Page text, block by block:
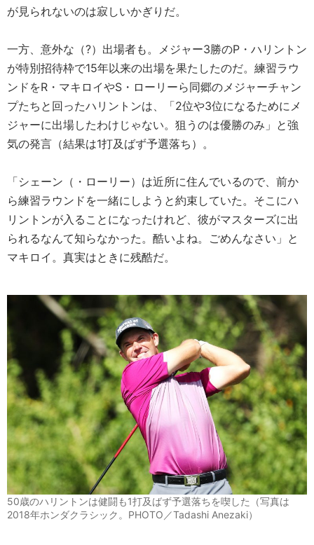
が見られないのは寂しいかぎりだ。
一方、意外な（?）出場者も。メジャー3勝のP・ハリントン
が特別招待枠で15年以来の出場を果たしたのだ。練習ラウ
ンドをR・マキロイやS・ローリーら同郷のメジャーチャン
プたちと回ったハリントンは、「2位や3位になるためにメ
ジャーに出場したわけじゃない。狙うのは優勝のみ」と強
気の発言（結果は1打及ばず予選落ち）。
「シェーン（・ローリー）は近所に住んでいるので、前か
ら練習ラウンドを一緒にしようと約束していた。そこにハ
リントンが入ることになったけれど、彼がマスターズに出
られるなんて知らなかった。酷いよね。ごめんなさい」と
マキロイ。真実はときに残酷だ。
50歳のハリントンは健闘も1打及ばず予選落ちを喫した（写真は
2018年ホンダクラシック。PHOTO／Tadashi Anezaki）